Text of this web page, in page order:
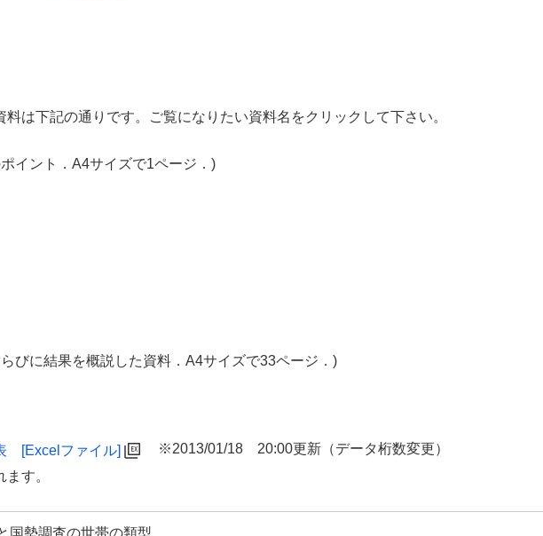
は下記の通りです。ご覧になりたい資料名をクリックして下さい。
イント．A4サイズで1ページ．)
びに結果を概説した資料．A4サイズで33ページ．)
[Excelファイル]
※2013/01/18 20:00更新（データ桁数変更）
す。
国勢調査の世帯の類型